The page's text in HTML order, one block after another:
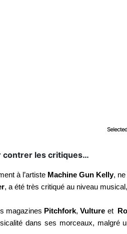
contrer les critiques…
à l’artiste Machine Gun Kelly, ne
, a été très critiqué au niveau
magazines Pitchfork, Vulture et
dans ses morceaux, malgré